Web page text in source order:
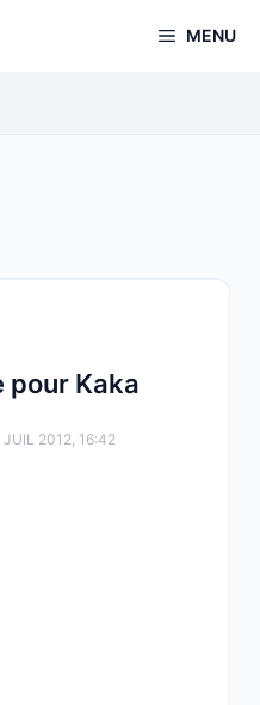
MENU
Kaka
JUIL 2012, 16:42